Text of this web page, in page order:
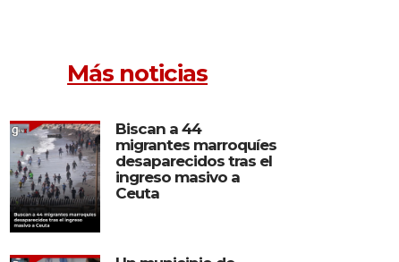
Más noticias
Biscan a 44
migrantes marroquíes
desaparecidos tras el
ingreso masivo a
Ceuta